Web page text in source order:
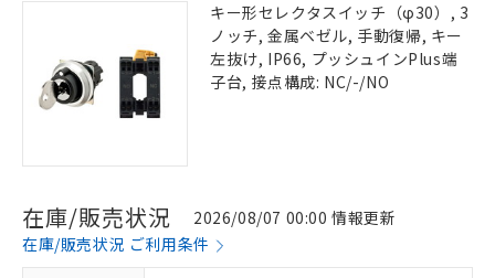
キー形セレクタスイッチ（φ30）, 3
ノッチ, 金属ベゼル, 手動復帰, キー
左抜け, IP66, プッシュインPlus端
子台, 接点構成: NC/-/NO
在庫/販売状況
2026/08/07 00:00 情報更新
在庫/販売状況 ご利用条件